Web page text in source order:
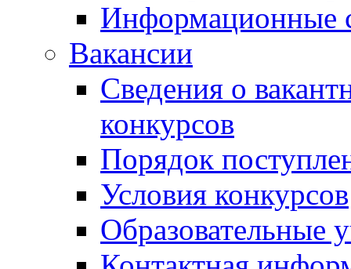
Информационные
Вакансии
Сведения о
конкурсов
Порядок
Условия конкурсов
Образовательные